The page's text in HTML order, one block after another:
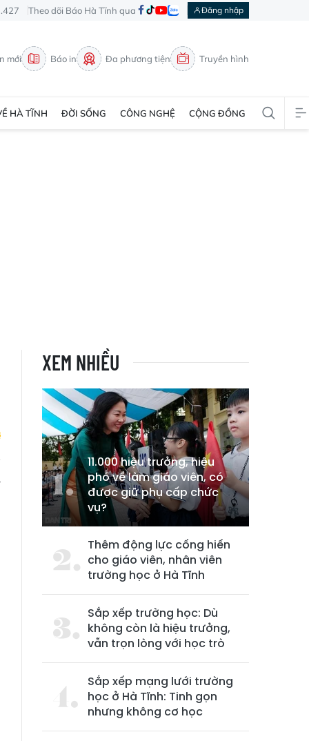
Theo dõi Báo Hà Tĩnh qua Đăng nhập
mới Báo in Đa phương tiện Truyền hình
HÀ TĨNH ĐỜI SỐNG CÔNG NGHỆ CỘNG ĐỒNG
XEM NHIỀU
11.000 hiệu trưởng, hiệu
phó về làm giáo viên, có
được giữ phụ cấp chức
vụ?
Thêm động lực cống hiến
cho giáo viên, nhân viên
trường học ở Hà Tĩnh
Sắp xếp trường học: Dù
không còn là hiệu trưởng,
vẫn trọn lòng với học trò
Sắp xếp mạng lưới trường
học ở Hà Tĩnh: Tinh gọn
nhưng không cơ học